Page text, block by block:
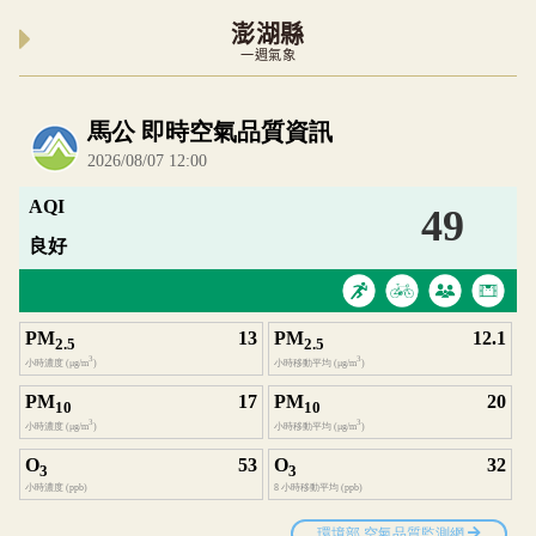
澎湖縣
一週氣象
內嵌空氣品質小工具為視覺預覽，完整即時空